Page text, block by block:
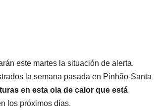
este martes la situación de alerta.
la semana pasada en Pinhão-Santa
en esta ola de calor que está
los próximos días.